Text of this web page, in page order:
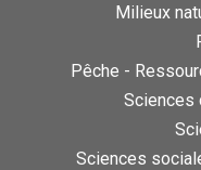
Milieux
Pêche -
Sciences
Sciences